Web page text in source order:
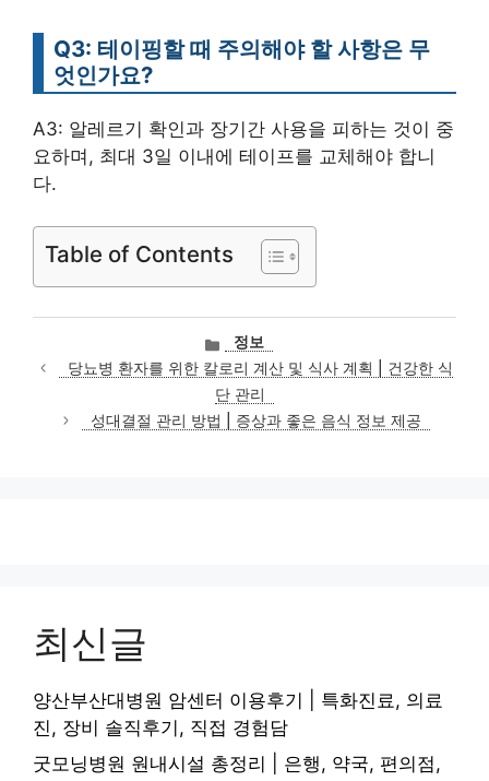
Q3: 테이핑할 때 주의해야 할 사항은 무
엇인가요?
A3: 알레르기 확인과 장기간 사용을 피하는 것이 중
요하며, 최대 3일 이내에 테이프를 교체해야 합니
다.
Table of Contents
카
테
고
리
정보
당뇨병 환자를 위한 칼로리 계산 및 식사 계획 | 건강한 식
단 관리
성대결절 관리 방법 | 증상과 좋은 음식 정보 제공
최신글
양산부산대병원 암센터 이용후기 | 특화진료, 의료
진, 장비 솔직후기, 직접 경험담
굿모닝병원 원내시설 총정리 | 은행, 약국, 편의점,